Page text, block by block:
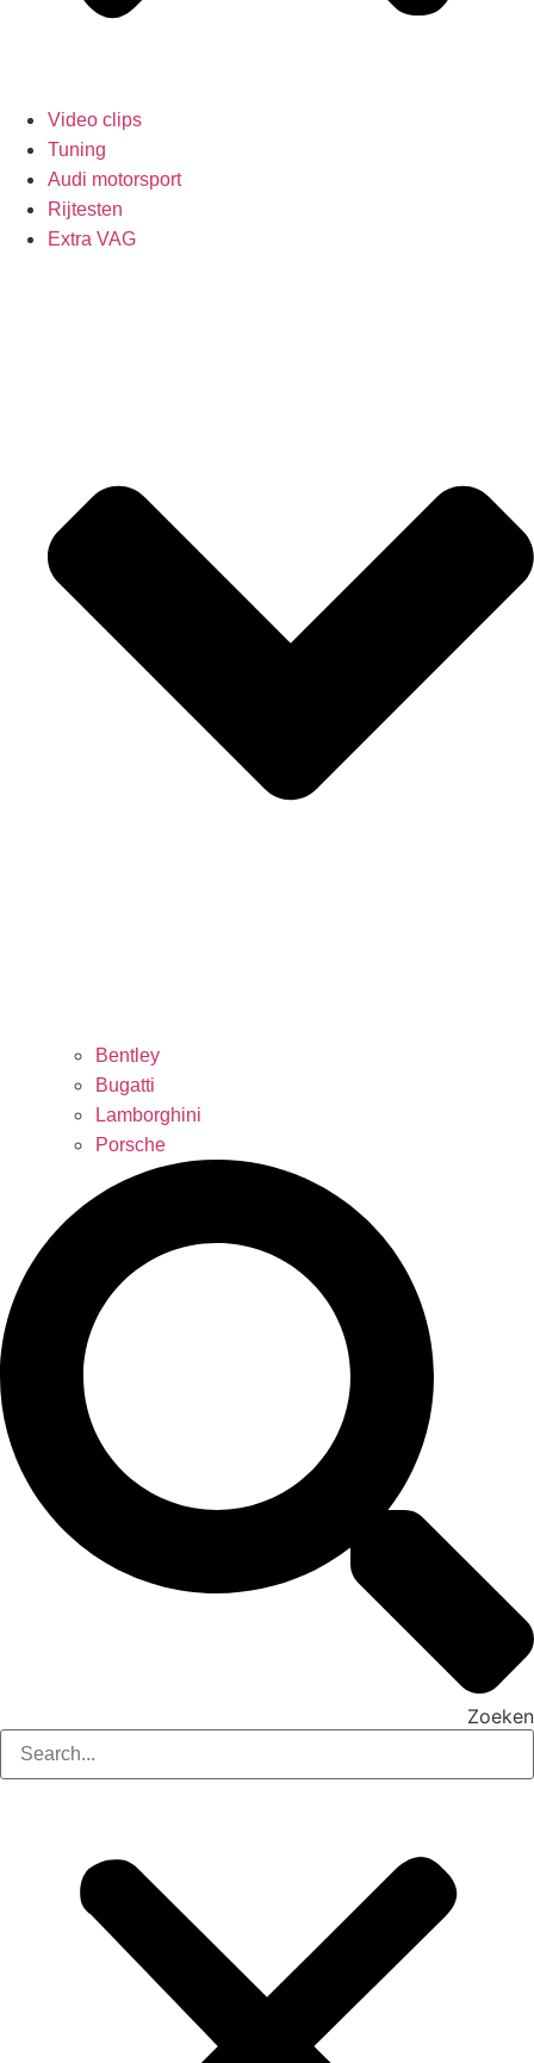
Video clips
Tuning
Audi motorsport
Rijtesten
Extra VAG
Bentley
Bugatti
Lamborghini
Porsche
Zoeken